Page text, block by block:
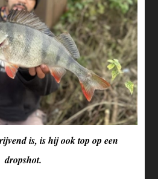
is, is hij ook top op een
dropshot.